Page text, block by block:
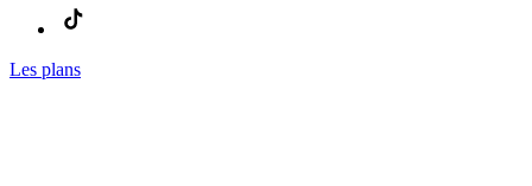
Les plans